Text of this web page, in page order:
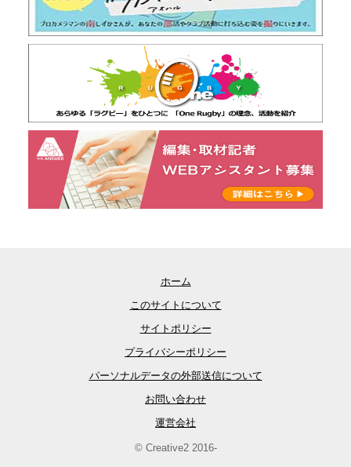
ホーム
このサイトについて
サイトポリシー
プライバシーポリシー
パーソナルデータの外部送信について
お問い合わせ
運営会社
© Creative2 2016-